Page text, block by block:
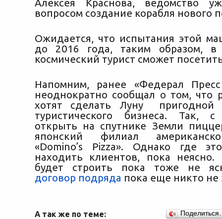
Алексея Краснова, ведомство
вопросом создание корабля нового
Ожидается, что испытания этой
до 2016 года, таким образом,
космический турист сможет
Напомним, ранее «Федерал
неоднократно сообщал о том, что
хотят сделать Луну пригодной
туристического бизнеса. Так, с
открыть на спутнике Земли
японский филиал
«Domino’s Pizza». Однако где
находить клиентов, пока
будет строить пока тоже не
договор подряда пока еще никто не
А так же по теме: